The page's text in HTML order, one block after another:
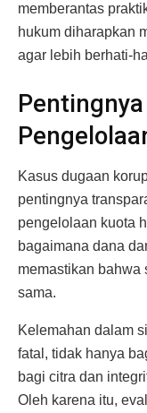
memberantas
hukum diharapkan
agar lebih berhati-
Kasus dugaan
pentingnya
pengelolaan kuota
bagaimana dana
memastikan bahwa
sama.
Kelemahan dalam
fatal, tidak hanya
bagi citra dan
Oleh karena itu,